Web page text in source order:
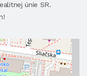
únie SR.